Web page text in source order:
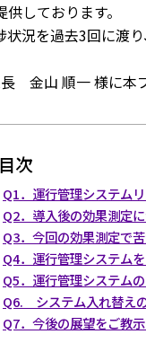
しております。
況を過去3回に渡
金山 順一 様に本
目次
Q1．運行管理システム
Q2．導入後の効果測定
Q3．今回の効果測定で
Q4．運行管理システム
Q5．運行管理システム
Q6. システム入れ替え
Q7．今後の展望をご教示